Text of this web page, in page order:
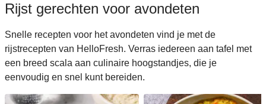
Rijst gerechten voor avondeten
Snelle recepten voor het avondeten vind je met de
rijstrecepten van HelloFresh. Verras iedereen aan tafel met
een breed scala aan culinaire hoogstandjes, die je
eenvoudig en snel kunt bereiden.